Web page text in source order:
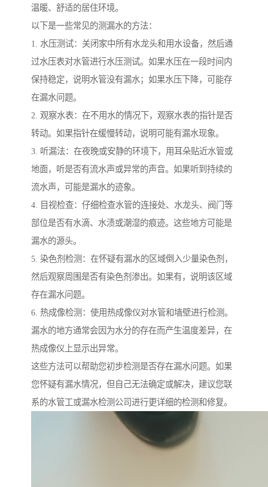
温暖、舒适的居住环境。
以下是一些常见的测漏水的方法：
1. 水压测试：关闭家中所有水龙头和用水设备，然后通
过水压表对水管进行水压测试。如果水压在一段时间内
保持稳定，说明水管没有漏水；如果水压下降，可能存
在漏水问题。
2. 观察水表：在不用水的情况下，观察水表的指针是否
转动。如果指针在缓慢转动，说明可能有漏水现象。
3. 听漏法：在夜晚或安静的环境下，用耳朵贴近水管或
地面，听是否有流水声或异常的声音。如果听到持续的
流水声，可能是漏水的迹象。
4. 目视检查：仔细检查水管的连接处、水龙头、阀门等
部位是否有水滴、水渍或潮湿的痕迹。这些地方可能是
漏水的源头。
5. 染色剂检测：在怀疑有漏水的区域倒入少量染色剂，
然后观察周围是否有染色剂渗出。如果有，说明该区域
存在漏水问题。
6. 热成像检测：使用热成像仪对水管和墙壁进行检测。
漏水的地方通常会因为水分的存在而产生温度差异，在
热成像仪上显示出异常。
这些方法可以帮助您初步检测是否存在漏水问题。如果
您怀疑有漏水情况，但自己无法确定或解决，建议您联
系的水管工或漏水检测公司进行更详细的检测和修复。